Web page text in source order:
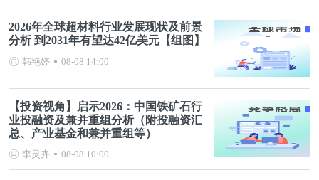
2026年全球超材料行业发展现状及前景
分析 到2031年有望达42亿美元【组图】
韩艳婷 08-08 14:00
【投资视角】启示2026：中国铁矿石行
业投融资及兼并重组分析（附投融资汇
总、产业基金和兼并重组等）
李灵卉 08-08 10:00